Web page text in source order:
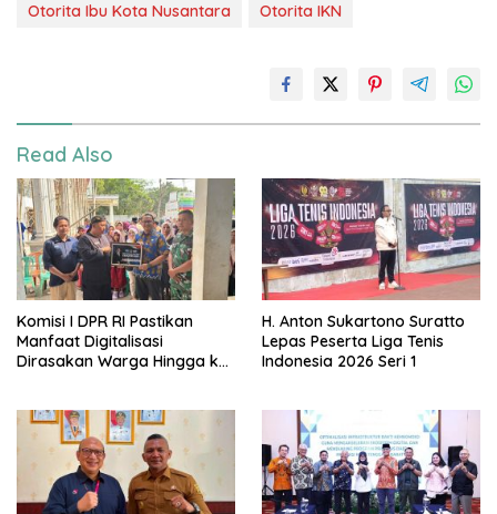
Otorita Ibu Kota Nusantara
Otorita IKN
Read Also
Komisi I DPR RI Pastikan
Manfaat Digitalisasi
Dirasakan Warga Hingga ke
H. Anton Sukartono Suratto
Lepas Peserta Liga Tenis
Indonesia 2026 Seri 1